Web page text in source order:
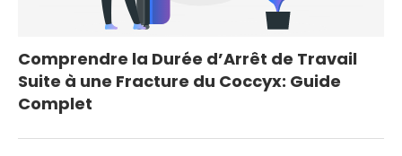
Comprendre la Durée d’Arrêt de Travail
Suite à une Fracture du Coccyx: Guide
Complet